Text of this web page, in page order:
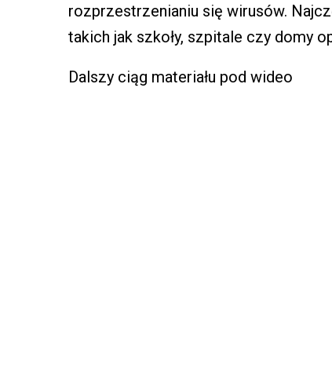
rozprzestrzenianiu się wirusów.
takich jak szkoły, szpitale czy domy
Dalszy ciąg materiału pod wideo